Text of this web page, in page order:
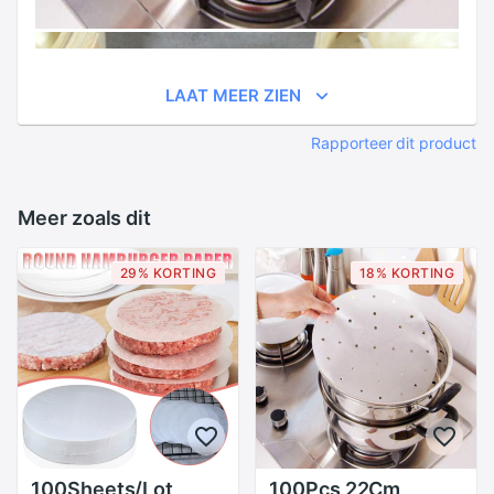
LAAT MEER ZIEN
Rapporteer dit product
Meer zoals dit
29% KORTING
100Sheets/Lot
18% KORTING
100Pcs 22Cm